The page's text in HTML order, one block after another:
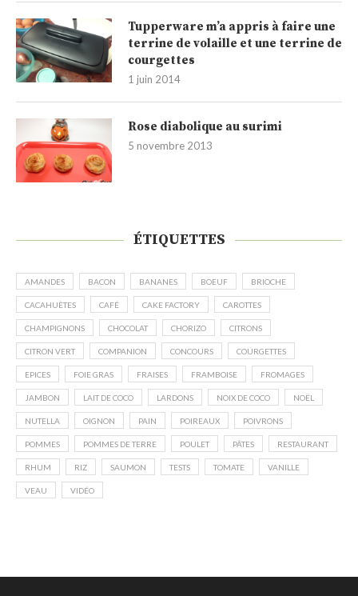
Tupperware m’a appris à faire une
terrine de volaille et une terrine de
courgettes
1 juin 2014
Rose diabolique au surimi
5 novembre 2013
ÉTIQUETTES
AMANDES BACON BANANES BOEUF BRIOCHE
CACAHUÈTES CAFÉ CAKE FACTORY CAROTTES
CHAMPIGNONS CHOCOLAT CHORIZO CITRONS
CITRON VERT COMPANION CONCOURS COURGETTES
EPICES FOIE GRAS FRAISES FRAMBOISE FROMAGES
JAMBON LAIT DE COCO LARDONS NOIX DE COCO NOËL
NUTELLA OIGNON PAIN POIREAUX POIVRONS
POMMES POMMES DE TERRE POULET PÂTES RESTAURANT
RHUM RIZ SAUMON TESTS TOMATE VANILLE
VEAU VIDÉO